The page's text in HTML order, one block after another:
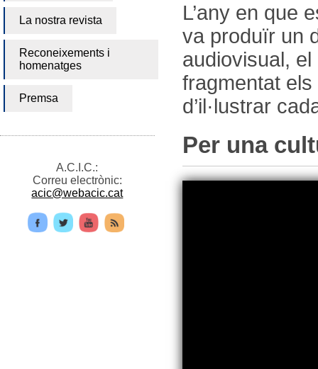
La nostra revista
Reconeixements i
homenatges
Premsa
A.C.I.C.:
Correu electrònic:
acic@webacic.cat
L’any en que
va produïr un
audiovisual, el
fragmentat
d’il·lustrar
Per una